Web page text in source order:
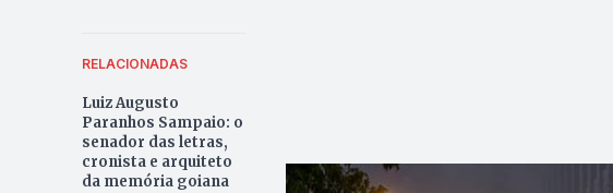
RELACIONADAS
Luiz Augusto
Paranhos Sampaio: o
senador das letras,
cronista e arquiteto
da memória goiana